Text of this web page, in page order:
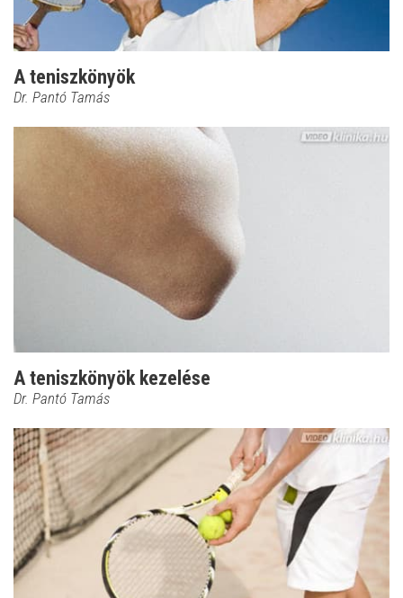
A teniszkönyök
Dr. Pantó Tamás
A teniszkönyök kezelése
Dr. Pantó Tamás